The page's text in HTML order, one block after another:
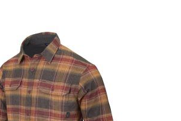
странице
товара.